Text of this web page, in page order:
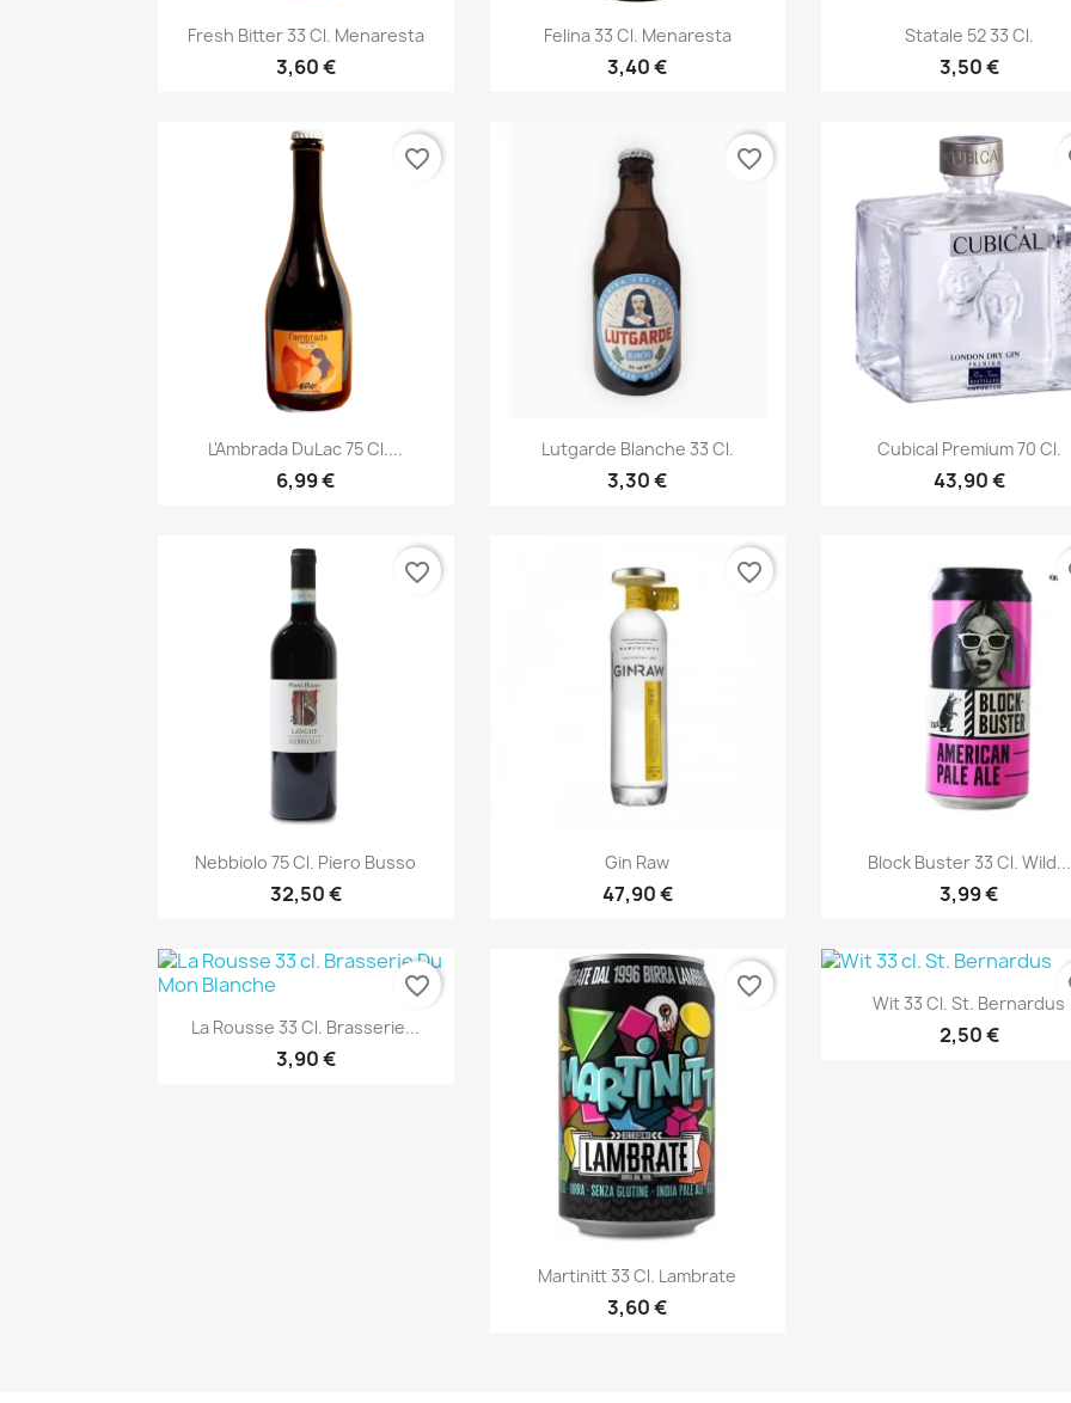
Anteprima
Fresh Bitter 33 Cl. Menaresta
3,60 €
Anteprima
Felina 33 Cl. Menaresta
3,40 €
Anteprima
Statale 52 33 Cl.
3,50 €
Anteprima
L'Ambrada DuLac 75 Cl....
6,99 €
favorite_border
Anteprima
Lutgarde Blanche 33 Cl.
3,30 €
favorite_border
Anteprima
Cubical Premium 70 Cl.
43,90 €
Anteprima
Nebbiolo 75 Cl. Piero Busso
32,50 €
favorite_border
Anteprima
Gin Raw
47,90 €
favorite_border
Anteprima
Block Buster 33 Cl. Wild...
3,99 €
Anteprima
La Rousse 33 Cl. Brasserie...
3,90 €
favorite_border
Anteprima
Martinitt 33 Cl. Lambrate
3,60 €
favorite_border Anteprima
Wit 33 Cl. St. Bernardus
2,50 €